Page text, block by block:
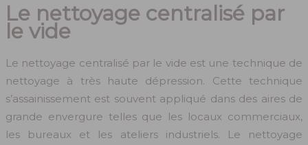
Le nettoyage centralisé par
le vide
Le nettoyage centralisé par le vide est une technique de
nettoyage à très haute dépression. Cette technique
s’assainissement est souvent appliqué dans des aires de
grande envergure telles que les locaux commerciaux,
les bureaux et les ateliers industriels. Le nettoyage